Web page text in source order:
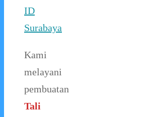
ID
Surabaya
Kami
melayani
pembuatan
Tali